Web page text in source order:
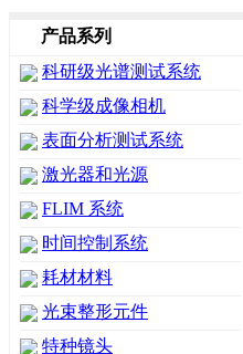
产品系列
科研级光谱测试系统
科学级成像相机
表面分析测试系统
激光器和光源
FLIM 系统
时间控制系统
耗材材料
光束整形元件
特种镜头